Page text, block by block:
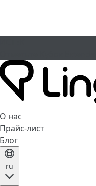
О нас
Прайс-лист
Блог
ru